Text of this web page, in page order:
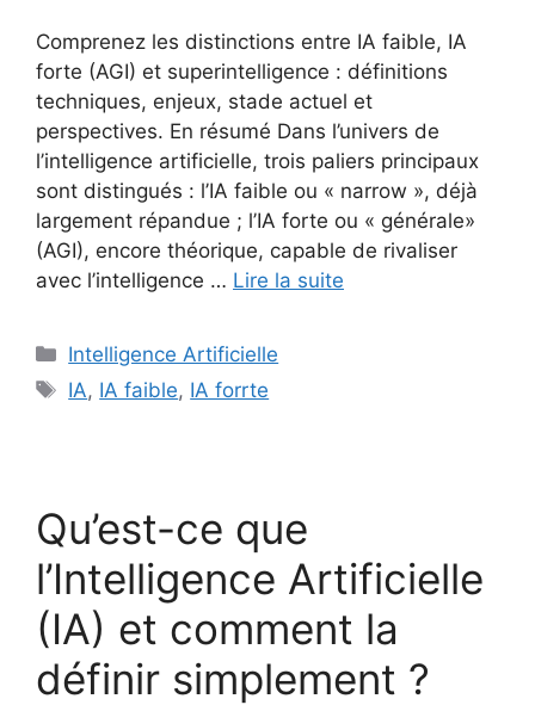
Comprenez les distinctions entre IA faible, IA
forte (AGI) et superintelligence : définitions
techniques, enjeux, stade actuel et
perspectives. En résumé Dans l’univers de
l’intelligence artificielle, trois paliers principaux
sont distingués : l’IA faible ou « narrow », déjà
largement répandue ; l’IA forte ou « générale»
(AGI), encore théorique, capable de rivaliser
avec l’intelligence … Lire la suite
Catégories
Intelligence Artificielle
Étiquettes
IA, IA faible, IA forrte
Qu’est-ce que
l’Intelligence Artificielle
(IA) et comment la
définir simplement ?